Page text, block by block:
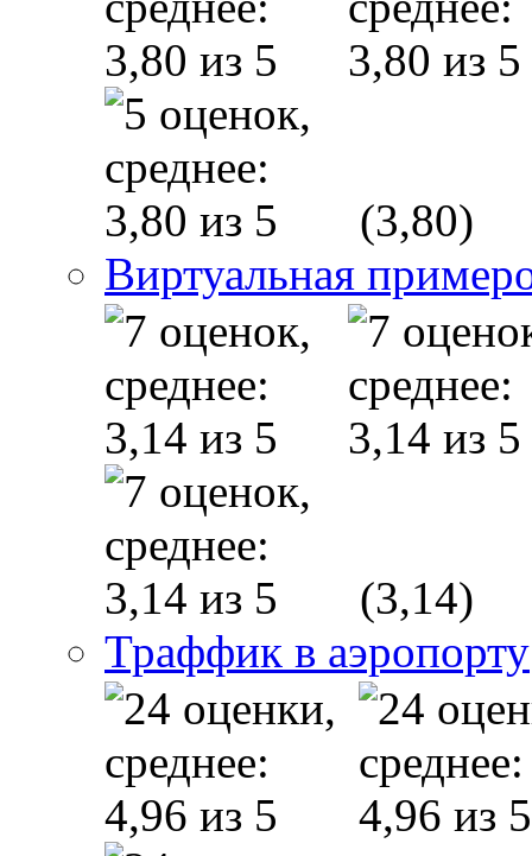
(3,80)
Виртуальная
(3,14)
Траффик в аэропорту